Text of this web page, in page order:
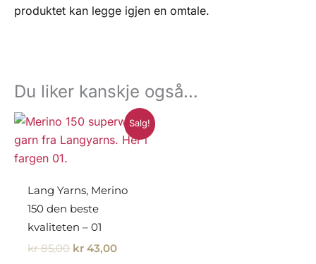
produktet kan legge igjen en omtale.
Du liker kanskje også…
Salg!
Lang Yarns, Merino
150 den beste
kvaliteten – 01
kr85,00 Opprinnelig
kr 43,00Nåværende